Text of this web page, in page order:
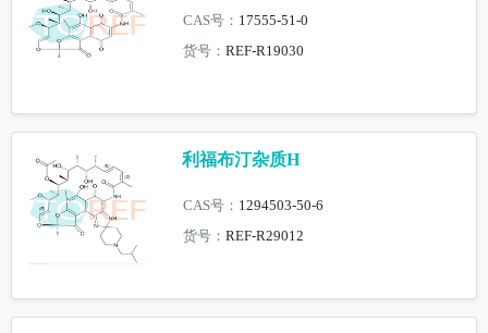
CAS号： 17555-51-0
货号：REF-R19030
利福布汀杂质H
CAS号： 1294503-50-6
货号：REF-R29012